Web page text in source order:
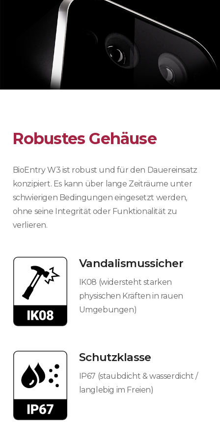
Robustes Gehäuse
BioEntry W3 ist robust und für den Dauereinsatz
konzipiert. Es kann über lange Zeiträume unter
schwierigen Bedingungen eingesetzt werden,
ohne seine Integrität oder Funktionalität zu
verlieren.
Vandalismussicher
IK08 (widersteht starken
physischen Kräften in rauen
Umgebungen)​
Schutzklasse
IP67 (staubdicht & wasserdicht /
langlebig im Freien)